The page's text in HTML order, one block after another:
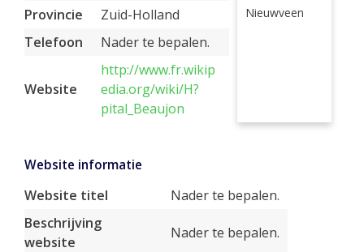
Provincie
Zuid-Holland
Telefoon
Nader te bepalen.
Website
http://www.fr.wikip
edia.org/wiki/H?
pital_Beaujon
Nieuwveen
Website informatie
Website titel
Nader te bepalen.
Beschrijving
website
Nader te bepalen.